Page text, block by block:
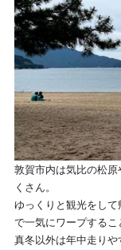
敦賀市内は気比の松
くさん。
ゆっくりと観光をし
で一気にワープするこ
真冬以外は年中走りや